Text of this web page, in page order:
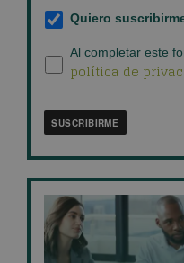
Suscripción
al
blog
*
Quiero
Política
de
Al completar este
política de
SUSCRIBIRME